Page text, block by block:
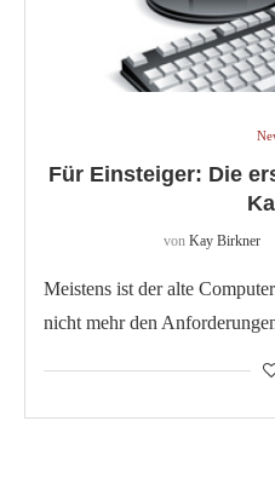
Für Einsteiger: Die
von Kay Birkner
Meistens ist der alte
nicht mehr den